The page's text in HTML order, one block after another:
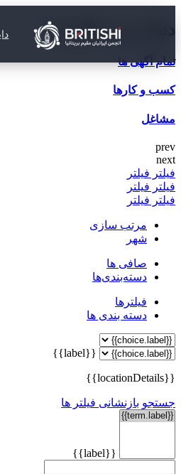
دنبال چی میگردی؟
تمام آگهی ها
کسب و کارها
مشاغل
prev
next
فیلتر فیلتر
فیلتر فیلتر
فیلتر فیلتر
مرتب سازی
شهر
صافی ها
دسته‌بندی‌ها
فیلترها
دسته بندی ها
{{label}}
{{locationDetails}}
جستجو بازنشانی فیلتر ها
{{label}}